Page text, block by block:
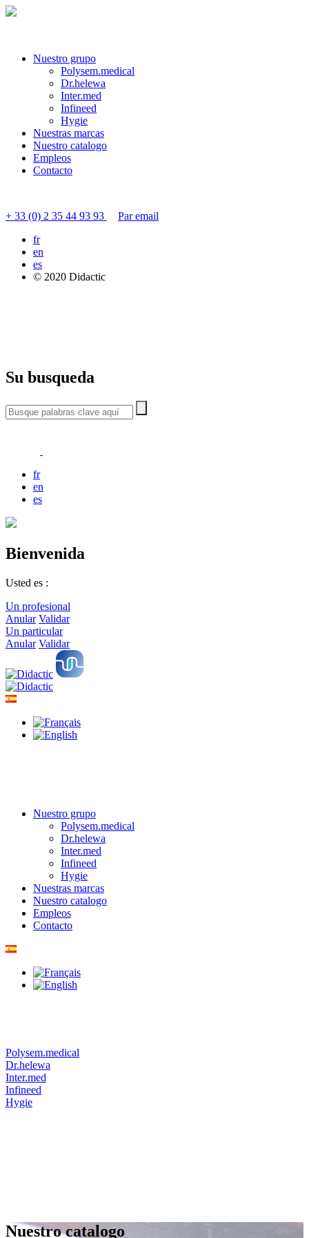
Nuestro grupo
Polysem.medical
Dr.helewa
Inter.med
Infineed
Hygie
Nuestras marcas
Nuestro catalogo
Empleos
Contacto
+ 33 (0) 2 35 44 93 93
Par email
fr
en
es
© 2020 Didactic
Su busqueda
fr
en
es
Bienvenida
Usted es :
Un profesional
Anular Validar
Un particular
Anular Validar
Nuestro grupo
Polysem.medical
Dr.helewa
Inter.med
Infineed
Hygie
Nuestras marcas
Nuestro catalogo
Empleos
Contacto
Polysem.medical
Dr.helewa
Inter.med
Infineed
Hygie
Nuestro catalogo